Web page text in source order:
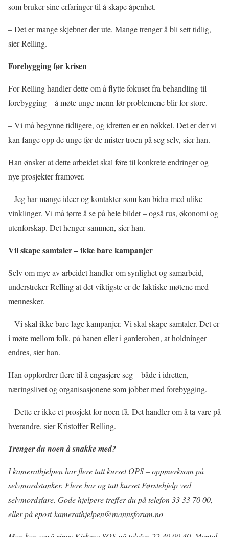
som bruker sine erfaringer til å skape åpenhet.
– Det er mange skjebner der ute. Mange trenger å bli sett tidlig,
sier Relling.
Forebygging før krisen
For Relling handler dette om å flytte fokuset fra behandling til
forebygging – å møte unge menn før problemene blir for store.
– Vi må begynne tidligere, og idretten er en nøkkel. Det er der vi
kan fange opp de unge før de mister troen på seg selv, sier han.
Han ønsker at dette arbeidet skal føre til konkrete endringer og
nye prosjekter framover.
– Jeg har mange ideer og kontakter som kan bidra med ulike
vinklinger. Vi må tørre å se på hele bildet – også rus, økonomi og
utenforskap. Det henger sammen, sier han.
Vil skape samtaler – ikke bare kampanjer
Selv om mye av arbeidet handler om synlighet og samarbeid,
understreker Relling at det viktigste er de faktiske møtene med
mennesker.
– Vi skal ikke bare lage kampanjer. Vi skal skape samtaler. Det er
i møte mellom folk, på banen eller i garderoben, at holdninger
endres, sier han.
Han oppfordrer flere til å engasjere seg – både i idretten,
næringslivet og organisasjonene som jobber med forebygging.
– Dette er ikke et prosjekt for noen få. Det handler om å ta vare på
hverandre, sier Kristoffer Relling.
Trenger du noen å snakke med?
I kamerathjelpen har flere tatt kurset OPS – oppmerksom på
selvmordstanker. Flere har og tatt kurset Førstehjelp ved
selvmordsfare. Gode hjelpere treffer du på telefon 33 33 70 00,
eller på epost kamerathjelpen@mannsforum.no